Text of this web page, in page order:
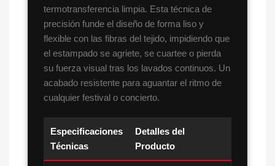
termotransferencia limpia. Esta técnica de
precisión funde el diseño de forma liso y
flexible con las fibras del tejido, impidiendo que
el estampado se agriete, se cuartee o pierda
su fuerza visual tras los lavados continuos. Un
acabado resistente para aguantar el ritmo de
cualquier festival o concierto.
Especificaciones
Técnicas
Detalles del
Producto